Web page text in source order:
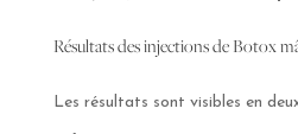
Résultats des injections de Botox
Les résultats sont visibles en